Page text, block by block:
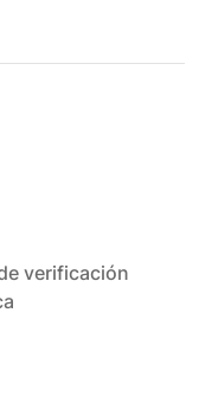
verificación